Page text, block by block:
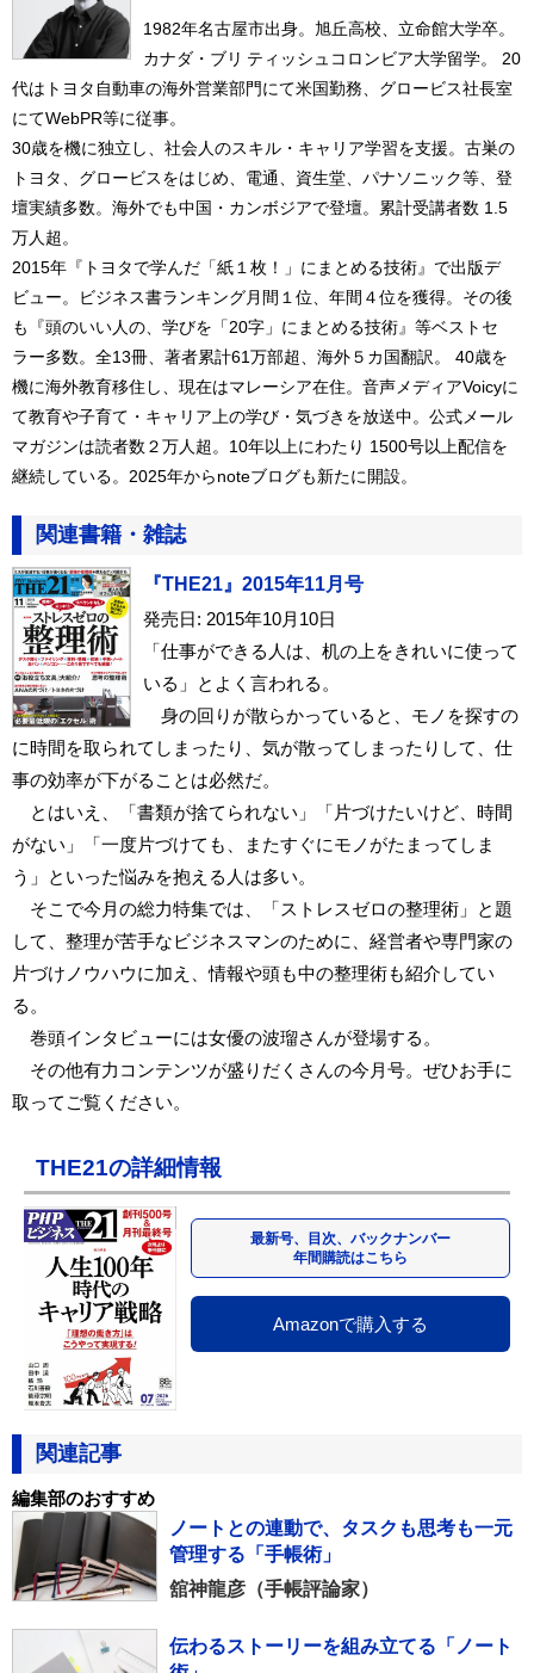
1982年名古屋市出身。旭丘高校、立命館大学卒。
カナダ・ブリ ティッシュコロンビア大学留学。 20
代はトヨタ自動車の海外営業部門にて米国勤務、グロービス社長室
にてWebPR等に従事。
30歳を機に独立し、社会人のスキル・キャリア学習を支援。古巣の
トヨタ、グロービスをはじめ、電通、資生堂、パナソニック等、登
壇実績多数。海外でも中国・カンボジアで登壇。累計受講者数 1.5
万人超。
2015年『トヨタで学んだ「紙１枚！」にまとめる技術』で出版デ
ビュー。ビジネス書ランキング月間１位、年間４位を獲得。その後
も『頭のいい人の、学びを「20字」にまとめる技術』等ベストセ
ラー多数。全13冊、著者累計61万部超、海外５カ国翻訳。 40歳を
機に海外教育移住し、現在はマレーシア在住。音声メディアVoicyに
て教育や子育て・キャリア上の学び・気づきを放送中。公式メール
マガジンは読者数２万人超。10年以上にわたり 1500号以上配信を
継続している。2025年からnoteブログも新たに開設。
関連書籍・雑誌
『THE21』2015年11月号
発売日: 2015年10月10日
「仕事ができる人は、机の上をきれいに使って
いる」とよく言われる。
身の回りが散らかっていると、モノを探すの
に時間を取られてしまったり、気が散ってしまったりして、仕
事の効率が下がることは必然だ。
とはいえ、「書類が捨てられない」「片づけたいけど、時間
がない」「一度片づけても、またすぐにモノがたまってしま
う」といった悩みを抱える人は多い。
そこで今月の総力特集では、「ストレスゼロの整理術」と題
して、整理が苦手なビジネスマンのために、経営者や専門家の
片づけノウハウに加え、情報や頭も中の整理術も紹介してい
る。
巻頭インタビューには女優の波瑠さんが登場する。
その他有力コンテンツが盛りだくさんの今月号。ぜひお手に
取ってご覧ください。
THE21の詳細情報
最新号、目次、バックナンバー
年間購読はこちら
Amazonで購入する
関連記事
編集部のおすすめ
ノートとの連動で、タスクも思考も一元
管理する「手帳術」
舘神龍彦（手帳評論家）
伝わるストーリーを組み立てる「ノート